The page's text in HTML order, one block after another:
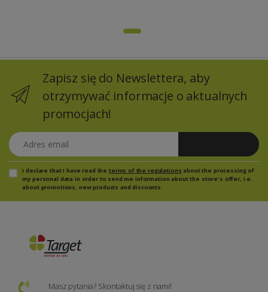
Zapisz się do Newslettera, aby
otrzymywać informacje o aktualnych
promocjach!
Adres email
I declare that I have read the terms of the regulations about the processing of
my personal data in order to send me information about the store's offer, i.e.
about promotions, new products and discounts.
Masz pytania? Skontaktuj się z nami!